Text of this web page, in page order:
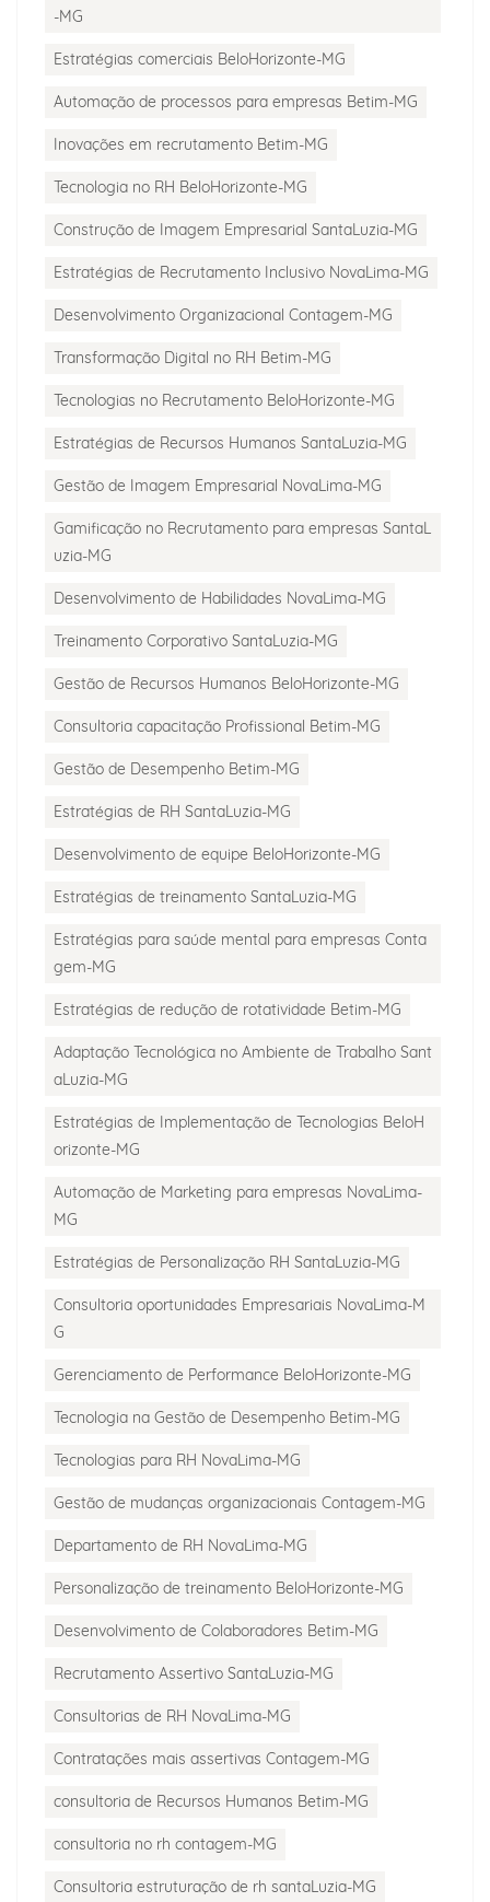
-MG
Estratégias comerciais BeloHorizonte-MG
Automação de processos para empresas Betim-MG
Inovações em recrutamento Betim-MG
Tecnologia no RH BeloHorizonte-MG
Construção de Imagem Empresarial SantaLuzia-MG
Estratégias de Recrutamento Inclusivo NovaLima-MG
Desenvolvimento Organizacional Contagem-MG
Transformação Digital no RH Betim-MG
Tecnologias no Recrutamento BeloHorizonte-MG
Estratégias de Recursos Humanos SantaLuzia-MG
Gestão de Imagem Empresarial NovaLima-MG
Gamificação no Recrutamento para empresas SantaL
uzia-MG
Desenvolvimento de Habilidades NovaLima-MG
Treinamento Corporativo SantaLuzia-MG
Gestão de Recursos Humanos BeloHorizonte-MG
Consultoria capacitação Profissional Betim-MG
Gestão de Desempenho Betim-MG
Estratégias de RH SantaLuzia-MG
Desenvolvimento de equipe BeloHorizonte-MG
Estratégias de treinamento SantaLuzia-MG
Estratégias para saúde mental para empresas Conta
gem-MG
Estratégias de redução de rotatividade Betim-MG
Adaptação Tecnológica no Ambiente de Trabalho Sant
aLuzia-MG
Estratégias de Implementação de Tecnologias BeloH
orizonte-MG
Automação de Marketing para empresas NovaLima-
MG
Estratégias de Personalização RH SantaLuzia-MG
Consultoria oportunidades Empresariais NovaLima-M
G
Gerenciamento de Performance BeloHorizonte-MG
Tecnologia na Gestão de Desempenho Betim-MG
Tecnologias para RH NovaLima-MG
Gestão de mudanças organizacionais Contagem-MG
Departamento de RH NovaLima-MG
Personalização de treinamento BeloHorizonte-MG
Desenvolvimento de Colaboradores Betim-MG
Recrutamento Assertivo SantaLuzia-MG
Consultorias de RH NovaLima-MG
Contratações mais assertivas Contagem-MG
consultoria de Recursos Humanos Betim-MG
consultoria no rh contagem-MG
Consultoria estruturação de rh santaLuzia-MG